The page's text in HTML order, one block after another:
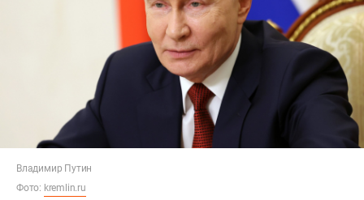
Владимир Путин
Фото: kremlin.ru